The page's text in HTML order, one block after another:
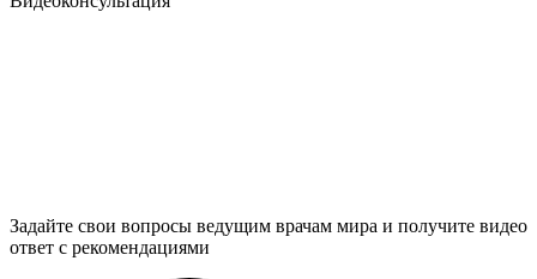
Задайте свои вопросы ведущим врачам мира и получите видео
ответ с рекомендациями